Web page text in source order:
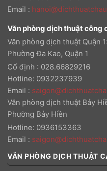
Email :
Văn phòng dịch thuật công
Văn phòng dịch thuật Quận
Phường Đa Kao, Quận 1
Cố định : 028.66829216
Hotline: 0932237939
Email :
Văn phòng dịch thuật Bảy
Phường Bảy Hiền
Hotline: 0936153363
Email :
VĂN PHÒNG DỊCH THUẬT